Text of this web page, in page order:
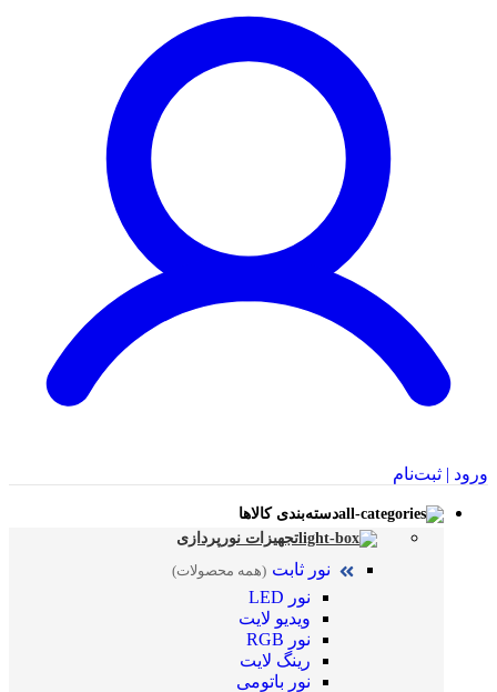
ورود | ثبت‌نام
دسته‌بندی کالاها
تجهیزات نورپردازی
نور ثابت (همه محصولات)
نور LED
ویدیو لایت
نور RGB
رینگ لایت
نور باتومی